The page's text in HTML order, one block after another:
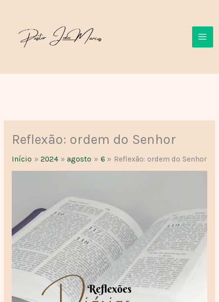
conteúdo
Reflexão: ordem do Senhor
Início 2024 agosto 6 Reflexão: ordem do Senhor